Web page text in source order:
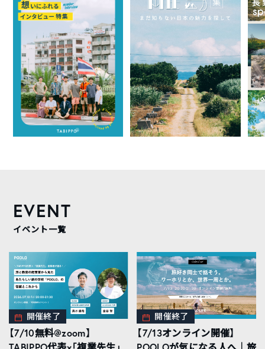
EVENT
イベント一覧
開催終了
【7/10無料@zoom】
開催終了
【7/13オンライン開催】